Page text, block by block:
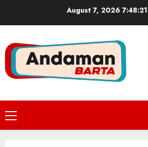
August 7, 2026
Primary
Menu